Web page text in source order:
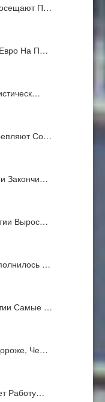
П…
На П…
Со…
Закончи…
Вырос…
…
Самые …
Че…
Работу…